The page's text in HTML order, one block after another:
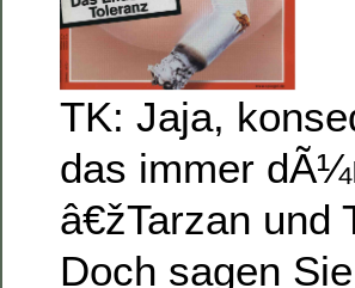
TK: Jaja,
das immer
â€žTarzan
Doch sagen